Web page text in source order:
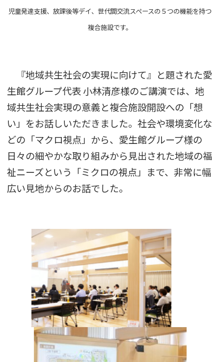
児童発達支援、放課後等デイ、世代間交流スペースの５つの機能を持つ
複合施設です。
『地域共生社会の実現に向けて』と題された愛
生館グループ代表 小林清彦様のご講演では、地
域共生社会実現の意義と複合施設開設への「想
い」をお話しいただきました。社会や環境変化な
どの「マクロ視点」から、愛生館グループ様の
日々の細やかな取り組みから見出された地域の福
祉ニーズという「ミクロの視点」まで、非常に幅
広い見地からのお話でした。